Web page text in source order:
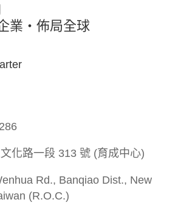
業・佈局全球
化路一段 313 號 (育成中心)
Rd., Banqiao Dist., New
(R.O.C.)